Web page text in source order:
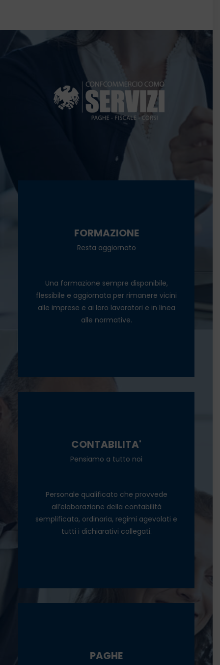
FORMAZIONE
Resta aggiornato
Una formazione sempre disponibile,
flessibile e aggiornata per rimanere vicini
alle imprese e ai loro lavoratori e in linea
alle normative.
Salubrità degli alimenti
Marketing digitale e social
CONTABILITA'
Pensiamo a tutto noi
Personale qualificato che provvede
all’elaborazione della contabilità
semplificata, ordinaria, regimi agevolati e
tutti i dichiarativi collegati.
Monitoraggio ISA
Business plan
PAGHE
Gestione rapporti di lavoro